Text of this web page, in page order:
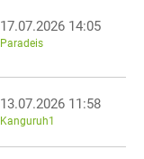
17.07.2026 14:05
Paradeis
13.07.2026 11:58
Kanguruh1